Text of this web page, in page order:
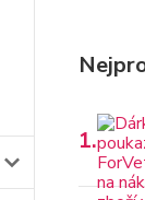
1.